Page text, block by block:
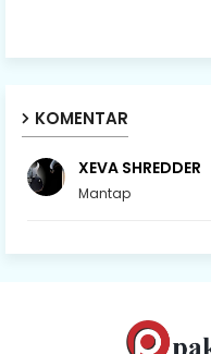
KOMENTAR
XEVA SHREDDER
Mantap